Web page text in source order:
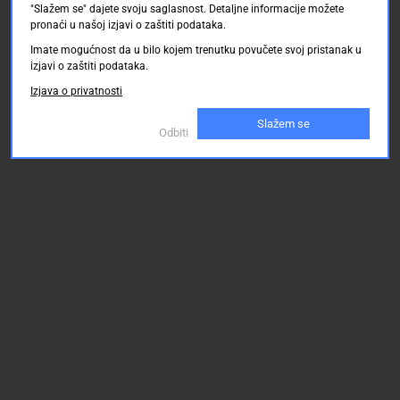
110.00 KM 110.00 KM 110.00
"Slažem se" dajete svoju saglasnost. Detaljne informacije možete
pronaći u našoj izjavi o zaštiti podataka.
Imate mogućnost da u bilo kojem trenutku povučete svoj pristanak u
izjavi o zaštiti podataka.
Izjava o privatnosti
Odbiti
Slažem se